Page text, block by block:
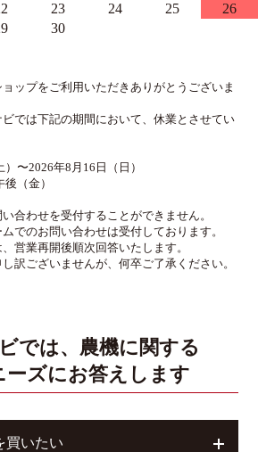
23 24 25
26
30
ップをご利用いただきありがとうございま
では下記の期間において、休業とさせてい
〜2026年8月16日（日）
（金）
合わせを受付することができません。
でのお問い合わせは受付しております。
営業再開後順次回答いたします。
訳ございませんが、何卒ご了承ください。
では、農機に関する
ーズにお答えします
買いたい